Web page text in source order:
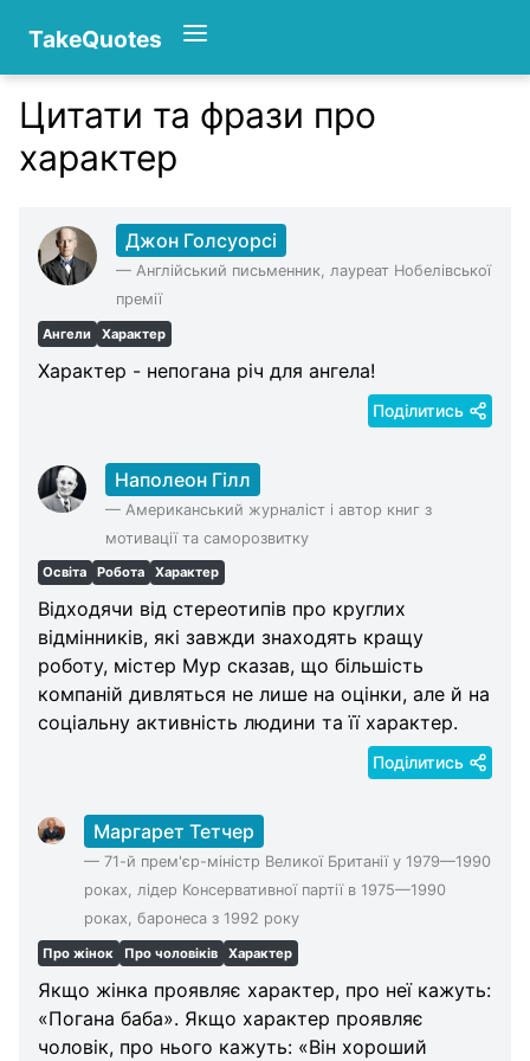
TakeQuotes
Authors
Цитати та фрази про
характер
Джон Голсуорсі
— Англійський письменник, лауреат Нобелівської
премії
Ангели Характер
Характер - непогана річ для ангела!
Поділитись
Наполеон Гілл
— Американський журналіст і автор книг з
мотивації та саморозвитку
Освіта Робота Характер
Відходячи від стереотипів про круглих
відмінників, які завжди знаходять кращу
роботу, містер Мур сказав, що більшість
компаній дивляться не лише на оцінки, але й на
соціальну активність людини та її характер.
Поділитись
Маргарет Тетчер
— 71-й прем'єр-міністр Великої Британії у 1979—1990
роках, лідер Консервативної партії в 1975—1990
роках, баронеса з 1992 року
Про жінок Про чоловіків Характер
Якщо жінка проявляє характер, про неї кажуть:
«Погана баба». Якщо характер проявляє
чоловік, про нього кажуть: «Він хороший